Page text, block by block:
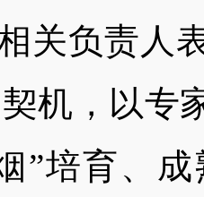
关负责人
机，以专
”培育、